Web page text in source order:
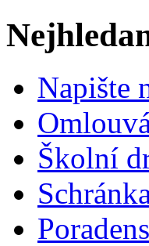
Napište
Školní